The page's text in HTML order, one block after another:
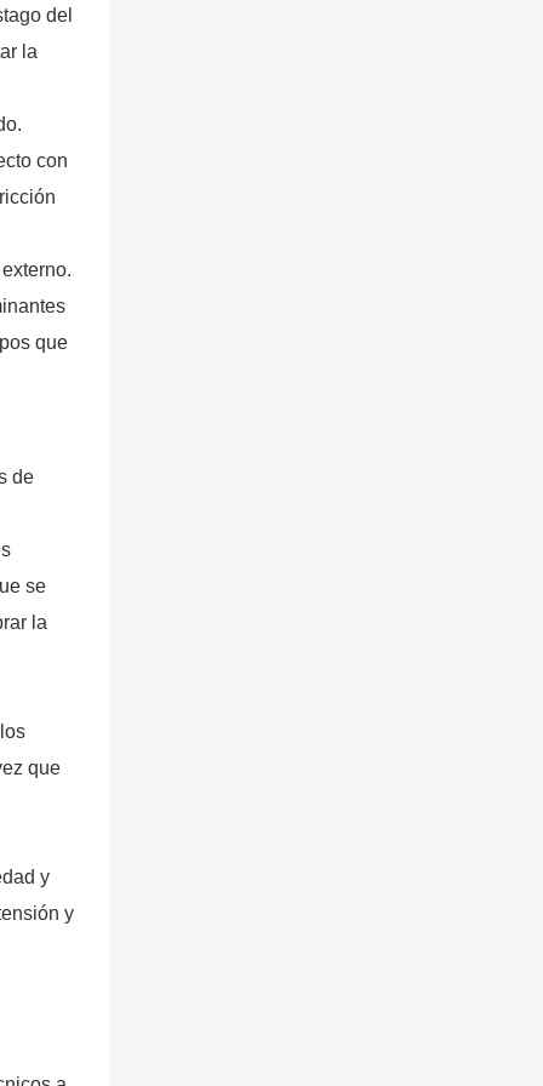
del
la
con
que
de
se
la
que
y
y